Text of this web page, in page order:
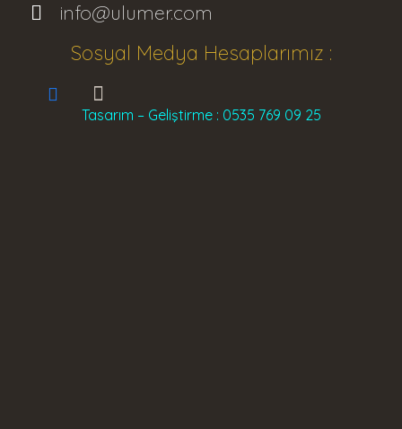
info@ulumer.com
Sosyal Medya Hesaplarımız :
Tasarım – Geliştirme : 0535 769 09 25